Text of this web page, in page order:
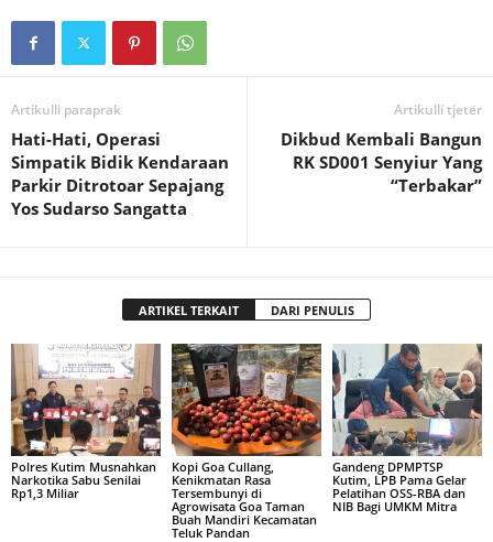
Artikulli paraprak
Hati-Hati, Operasi
Simpatik Bidik Kendaraan
Parkir Ditrotoar Sepajang
Yos Sudarso Sangatta
Artikulli tjetër
Dikbud Kembali Bangun
RK SD001 Senyiur Yang
“Terbakar”
ARTIKEL TERKAIT DARI PENULIS
Polres Kutim Musnahkan
Narkotika Sabu Senilai
Rp1,3 Miliar
Kopi Goa Cullang,
Kenikmatan Rasa
Tersembunyi di
Agrowisata Goa Taman
Buah Mandiri Kecamatan
Teluk Pandan
Gandeng DPMPTSP
Kutim, LPB Pama Gelar
Pelatihan OSS-RBA dan
NIB Bagi UMKM Mitra